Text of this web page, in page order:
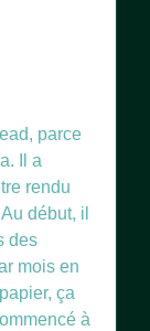
parce
Il a
rendu
début, il
des
mois en
ça
à